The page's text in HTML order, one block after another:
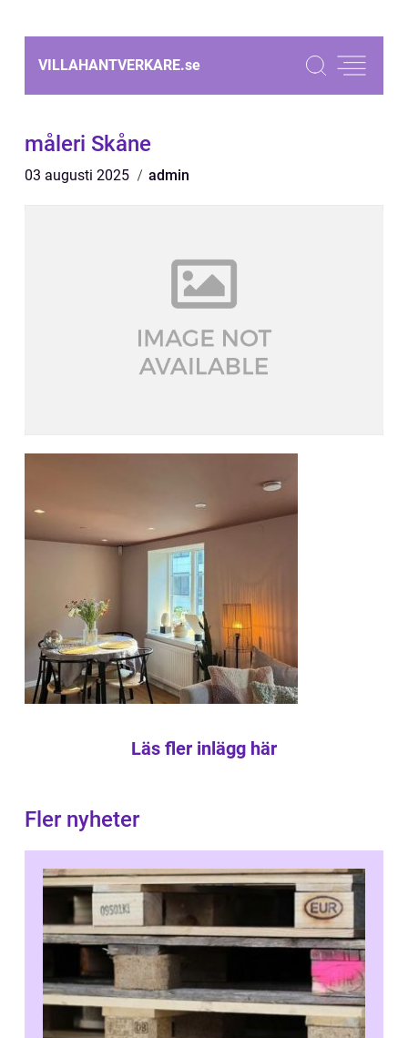
VILLAHANTVERKARE.se
måleri Skåne
03 augusti 2025 admin
Läs fler inlägg här
Fler nyheter